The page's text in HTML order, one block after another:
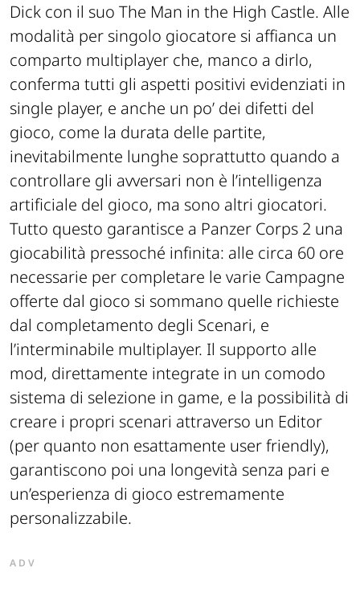
Dick con il suo The Man in the High Castle. Alle
modalità per singolo giocatore si affianca un
comparto multiplayer che, manco a dirlo,
conferma tutti gli aspetti positivi evidenziati in
single player, e anche un po’ dei difetti del
gioco, come la durata delle partite,
inevitabilmente lunghe soprattutto quando a
controllare gli avversari non è l’intelligenza
artificiale del gioco, ma sono altri giocatori.
Tutto questo garantisce a Panzer Corps 2 una
giocabilità pressoché infinita: alle circa 60 ore
necessarie per completare le varie Campagne
offerte dal gioco si sommano quelle richieste
dal completamento degli Scenari, e
l’interminabile multiplayer. Il supporto alle
mod, direttamente integrate in un comodo
sistema di selezione in game, e la possibilità di
creare i propri scenari attraverso un Editor
(per quanto non esattamente user friendly),
garantiscono poi una longevità senza pari e
un’esperienza di gioco estremamente
personalizzabile.
ADV